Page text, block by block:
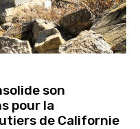
son
pour la
de Californie